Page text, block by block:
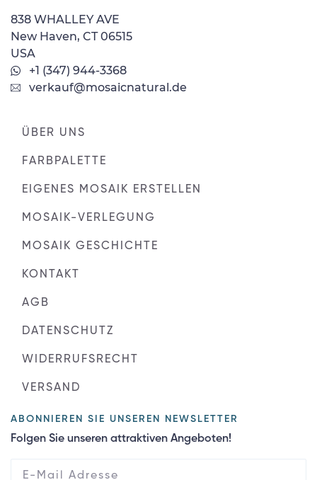
838 WHALLEY AVE
New Haven, CT 06515
USA
+1 (347) 944-3368
verkauf@mosaicnatural.de
ÜBER UNS
FARBPALETTE
EIGENES MOSAIK ERSTELLEN
MOSAIK-VERLEGUNG
MOSAIK GESCHICHTE
KONTAKT
AGB
DATENSCHUTZ
WIDERRUFSRECHT
VERSAND
ABONNIEREN SIE UNSEREN NEWSLETTER
Folgen Sie unseren attraktiven Angeboten!